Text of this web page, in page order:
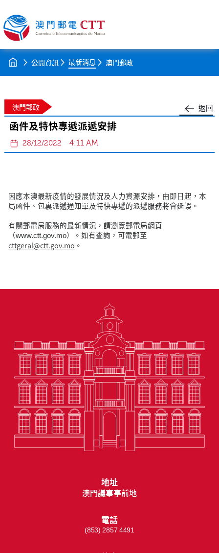
公開資訊 最新消息 澳門郵政
返回
澳門郵政
函件及特快專遞派遞安排
28/12/2022 4:11 AM
因應本澳最新疫情的發展情況及人力資源安排，由即日起，本
局函件、包裏派遞通知單及特快專遞的派遞服務將會延誤。
有關郵電局服務的最新情況，請瀏覽郵電局網頁
（www.ctt.gov.mo）。如有查詢，可電郵至
cttgeral@ctt.gov.mo 。
地址
澳門議事亭前地
電話
(853) 2857 4491